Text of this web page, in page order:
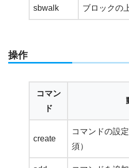
sbwalk ブロックの
操作
コマン
ド
create
コマンドの設
須）